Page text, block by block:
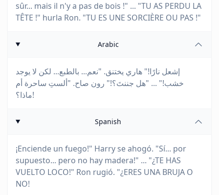
sûr... mais il n'y a pas de bois !" ... "TU AS PERDU LA
TÊTE !" hurla Ron. "TU ES UNE SORCIÈRE OU PAS !"
Arabic
إشعل نارًا!" هاري يختنق. "نعم... بالطبع... لكن لا يوجد
خشب!" ... "هل جننتَ؟!" رون صاح. "ألستِ ساحرة أم
ماذا؟!
Spanish
¡Enciende un fuego!" Harry se ahogó. "Sí... por
supuesto... pero no hay madera!" ... "¿TE HAS
VUELTO LOCO!" Ron rugió. "¿ERES UNA BRUJA O
NO!